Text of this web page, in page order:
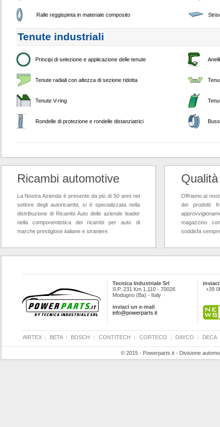
Ralle reggispinta in materiale composito
Tenute industriali
Principi di selezione e applicazione delle tenute
Tenute radiali con altezza di sezione ridotta
Tenute V-ring
Rondelle di protezione e rondelle distanziatrici
Ricambi automotive
La Nostra Azienda è presente da più di 50 anni nel
settore degli autoricambi, si è specializzata nella
distribuzione di Ricambi Auto delle aziende leader
nella componentistica dei ricambi per auto di
marche prestigiose italiane e straniere.
Offriamo ai
dei prodotti
magazzino
soddisfa
Tecnica Industriale Srl
S.P. 231 Km 1,110 - 70026
Modugno (Ba) - Italy
inviaci un e-mail
info@powerparts.it
+39
AIRTEX | BETA | BOSCH | CONTITECH | CORTECO | DAYCO | DECA
© 2015 - Powerparts.it - Divisione